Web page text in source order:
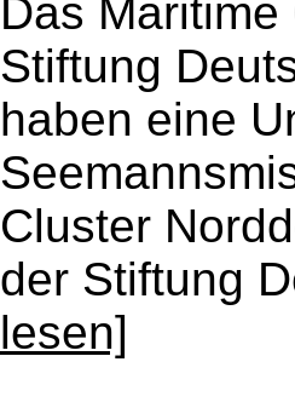
Das
Stiftung
haben eine
Cluster
der Stiftung
lesen]